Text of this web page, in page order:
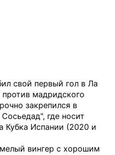
свой первый гол в Ла
мадридского
закрепился в
где носит
Кубка Испании (2020 и
вингер с хорошим